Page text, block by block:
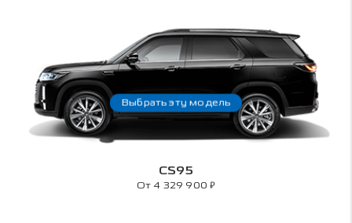
CS95
От 4 329 900₽
Выбрать эту модель